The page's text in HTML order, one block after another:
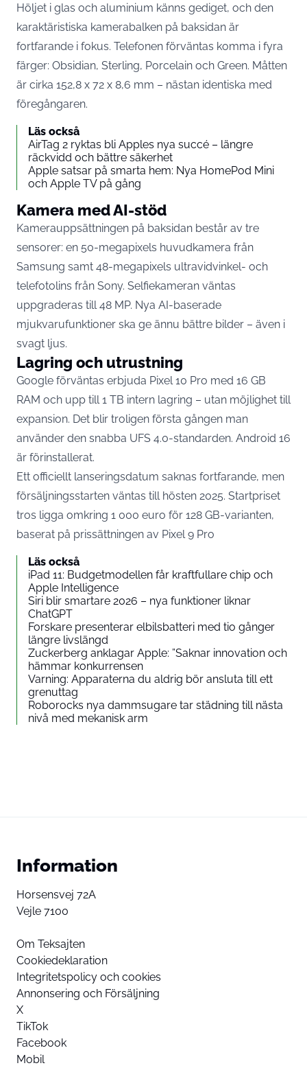
Höljet i glas och aluminium känns gediget, och den
karaktäristiska kamerabalken på baksidan är
fortfarande i fokus. Telefonen förväntas komma i fyra
färger: Obsidian, Sterling, Porcelain och Green. Måtten
är cirka 152,8 x 72 x 8,6 mm – nästan identiska med
föregångaren.
Läs också
AirTag 2 ryktas bli Apples nya succé – längre
räckvidd och bättre säkerhet
Apple satsar på smarta hem: Nya HomePod Mini
och Apple TV på gång
Kamera med AI-stöd
Kamerauppsättningen på baksidan består av tre
sensorer: en 50-megapixels huvudkamera från
Samsung samt 48-megapixels ultravidvinkel- och
telefotolins från Sony. Selfiekameran väntas
uppgraderas till 48 MP. Nya AI-baserade
mjukvarufunktioner ska ge ännu bättre bilder – även i
svagt ljus.
Lagring och utrustning
Google förväntas erbjuda Pixel 10 Pro med 16 GB
RAM och upp till 1 TB intern lagring – utan möjlighet till
expansion. Det blir troligen första gången man
använder den snabba UFS 4.0-standarden. Android 16
är förinstallerat.
Ett officiellt lanseringsdatum saknas fortfarande, men
försäljningsstarten väntas till hösten 2025. Startpriset
tros ligga omkring 1 000 euro för 128 GB-varianten,
baserat på prissättningen av Pixel 9 Pro
Läs också
iPad 11: Budgetmodellen får kraftfullare chip och
Apple Intelligence
Siri blir smartare 2026 – nya funktioner liknar
ChatGPT
Forskare presenterar elbilsbatteri med tio gånger
längre livslängd
Zuckerberg anklagar Apple: ”Saknar innovation och
hämmar konkurrensen
Varning: Apparaterna du aldrig bör ansluta till ett
grenuttag
Roborocks nya dammsugare tar städning till nästa
nivå med mekanisk arm
Information
Horsensvej 72A
Vejle 7100
Om Teksajten
Cookiedeklaration
Integritetspolicy och cookies
Annonsering och Försäljning
X
TikTok
Facebook
Mobil